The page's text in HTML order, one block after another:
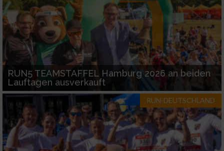
RUN5 TEAMSTAFFEL Hamburg 2026 an beiden
Lauftagen ausverkauft
RUN-DEUTSCHLAND
IAB-Besonderheiten:
Verwendung genauer Standortdaten
Geräte anhand von aktiv angeforderten
Informationen identifizieren
Nicht-IAB-Verarbeitungszwecke:
Notwendig
Performance